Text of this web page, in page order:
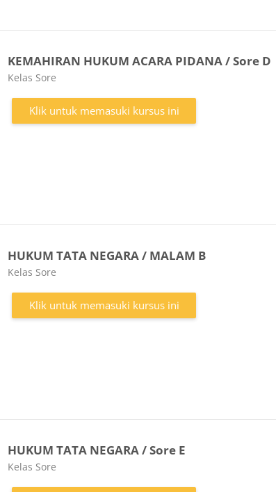
KEMAHIRAN HUKUM ACARA PIDANA / Sore D
Kategori kursus
Kelas Sore
Klik untuk memasuki kursus ini
HUKUM TATA NEGARA / MALAM B
Kategori kursus
Kelas Sore
Klik untuk memasuki kursus ini
HUKUM TATA NEGARA / Sore E
Kategori kursus
Kelas Sore